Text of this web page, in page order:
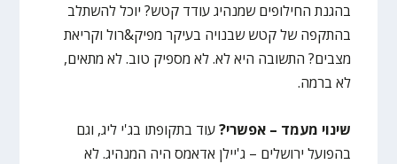
בהגנת החילופים שמנהיג עודד קטש? יוכל להשתלב
בהתקפה של קטש שבנויה בעיקר מפיק&רול וקריאת
מצבים? התשובה היא לא. לא מספיק טוב. לא מתאים,
לא ברמה.
שינוי מעמד – אפשרי?עוד בתקופתו בג'י ליג, וגם
בהפועל ירושלים – ג'יילן אדאמס היה המנהיג. לא